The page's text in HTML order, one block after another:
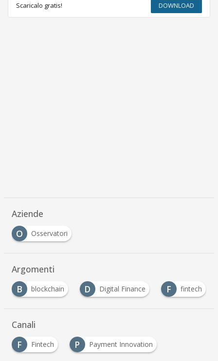
Scaricalo gratis! DOWNLOAD
Aziende
O
Osservatori
Argomenti
B
blockchain D Digital Finance F fintech
Canali
F
Fintech P
Payment Innovation